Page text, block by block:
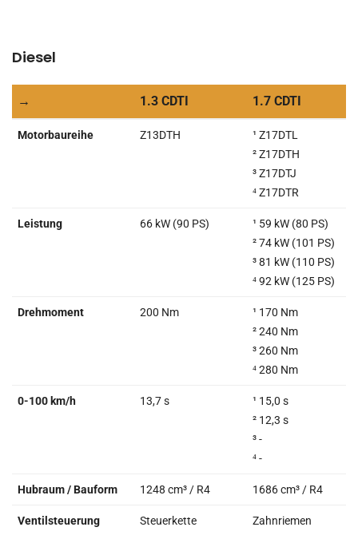
Diesel
→ 1.3 CDTI
1.7 CDTI
→
1.3 CDTI 1.7 CDTI
Motorbaureihe Z13DTH
¹ Z17DTL
² Z17DTH
³ Z17DTJ
⁴ Z17DTR
Leistung 66 kW (90 PS)
¹ 59 kW (80 PS)
² 74 kW (101 PS)
³ 81 kW (110 PS)
⁴ 92 kW (125 PS)
Drehmoment 200 Nm
¹ 170 Nm
² 240 Nm
³ 260 Nm
⁴ 280 Nm
0-100 km/h 13,7 s
¹ 15,0 s
² 12,3 s
³ -
⁴ -
Hubraum / Bauform 1248 cm³ / R4 1686 cm³ / R4
Ventilsteuerung Steuerkette Zahnriemen